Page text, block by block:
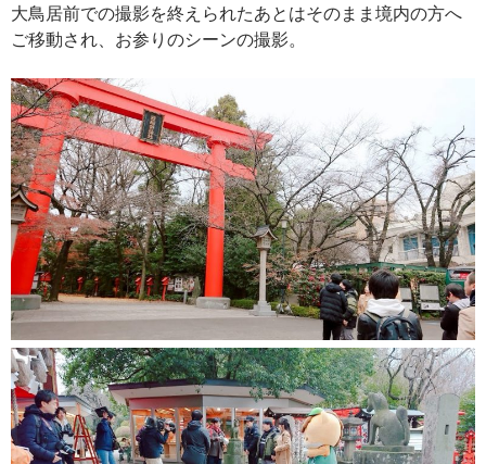
大鳥居前での撮影を終えられたあとはそのまま境内の方へ
ご移動され、お参りのシーンの撮影。